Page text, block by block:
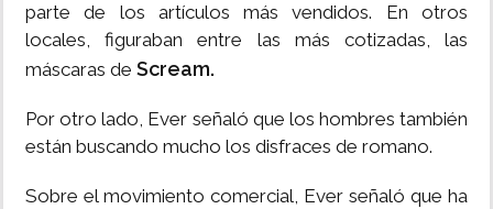
parte de los artículos más vendidos. En otros
locales, figuraban entre las más cotizadas, las
máscaras de Scream.
Por otro lado, Ever señaló que los hombres también
están buscando mucho los disfraces de romano.
Sobre el movimiento comercial, Ever señaló que ha